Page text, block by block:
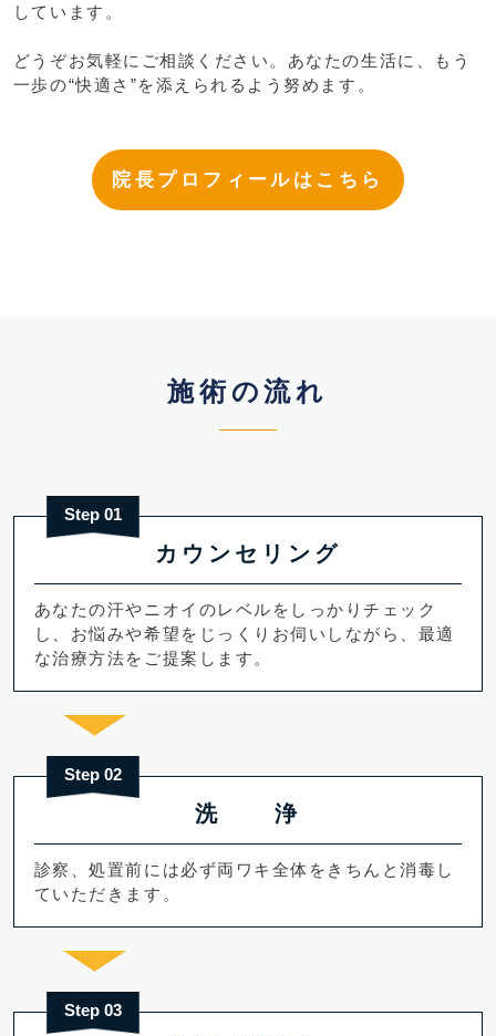
しています。
どうぞお気軽にご相談ください。あなたの生活に、もう
一歩の“快適さ”を添えられるよう努めます。
院長プロフィールはこちら
施術の流れ
Step 01
カウンセリング
あなたの汗やニオイのレベルをしっかりチェック
し、お悩みや希望をじっくりお伺いしながら、最適
な治療方法をご提案します。
Step 02
洗 浄
診察、処置前には必ず両ワキ全体をきちんと消毒し
ていただきます。
Step 03